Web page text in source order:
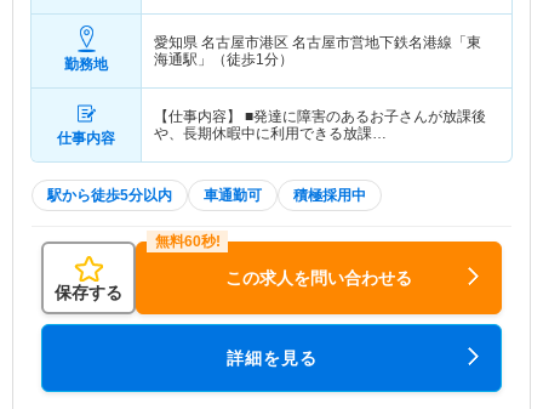
勤務地
愛知県 名古屋市港区 名古屋市営地下鉄名港線「東
海通駅」（徒歩1分）
仕事内容
【仕事内容】 ■発達に障害のあるお子さんが放課後
や、長期休暇中に利用できる放課…
駅から徒歩5分以内 車通勤可 積極採用中
保存する
この求人を問い合わせる
詳細を見る